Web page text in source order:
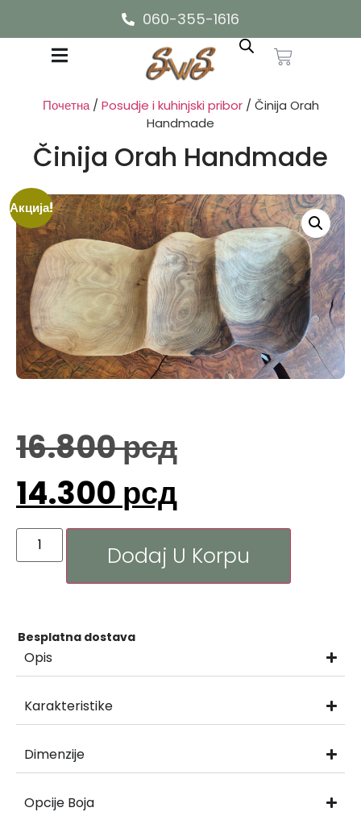
060-355-1616
Почетна/Posudje i kuhinjski pribor/ Činija Orah
Handmade
Činija Orah Handmade
Акција!
16.800рсд
14.300 рсд
Dodaj U Korpu
Besplatna dostava
Opis
Karakteristike
Dimenzije
Opcije Boja